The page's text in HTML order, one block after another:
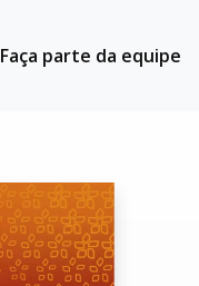
Faça parte da equipe